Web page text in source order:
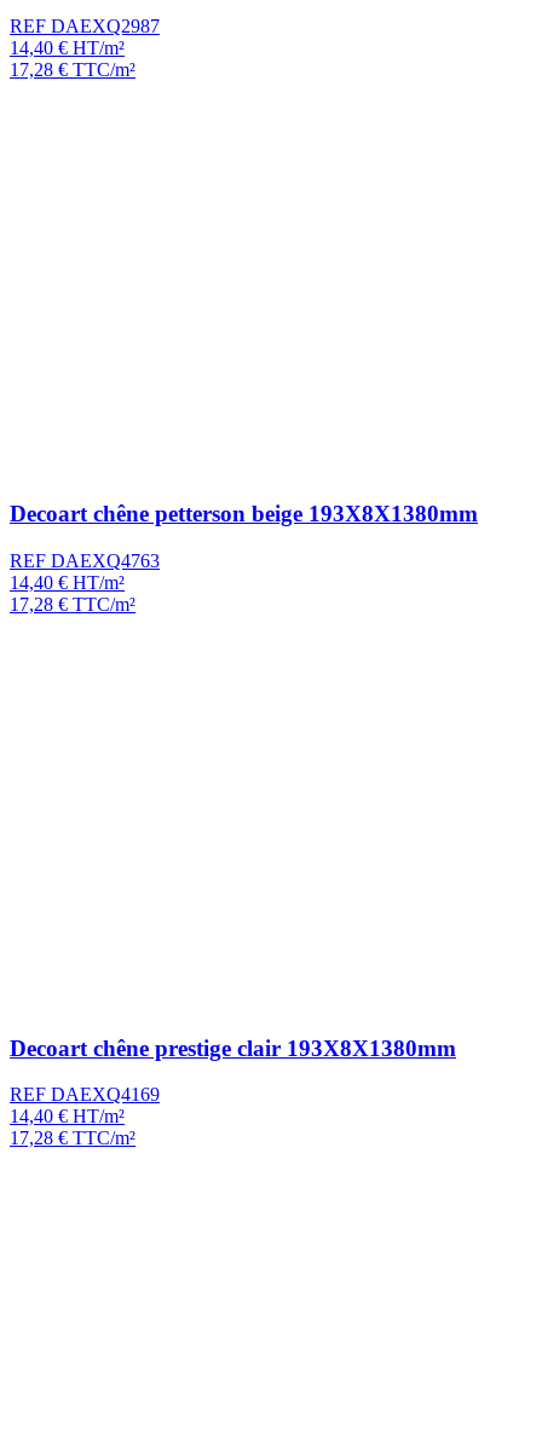
REF DAEXQ2987
14,40 € HT/m²
17,28 € TTC/m²
Decoart chêne petterson beige 193X8X1380mm
REF DAEXQ4763
14,40 € HT/m²
17,28 € TTC/m²
Decoart chêne prestige clair 193X8X1380mm
REF DAEXQ4169
14,40 € HT/m²
17,28 € TTC/m²